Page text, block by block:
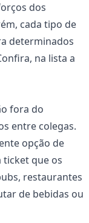
dos
cada tipo de
determinados
na lista a
fora do
entre colegas.
opção de
ticket que os
restaurantes
de bebidas ou